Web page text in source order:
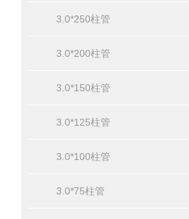
3.0*250柱管
3.0*200柱管
3.0*150柱管
3.0*125柱管
3.0*100柱管
3.0*75柱管